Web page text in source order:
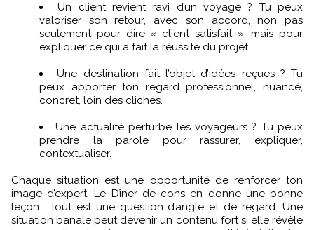
Un client revient ravi d’un voyage ? Tu peux
valoriser son retour, avec son accord, non pas
seulement pour dire « client satisfait », mais pour
expliquer ce qui a fait la réussite du projet.
Une destination fait l’objet d’idées reçues ? Tu
peux apporter ton regard professionnel, nuancé,
concret, loin des clichés.
Une actualité perturbe les voyageurs ? Tu peux
prendre la parole pour rassurer, expliquer,
contextualiser.
Chaque situation est une opportunité de renforcer ton
image d’expert. Le Dîner de cons en donne une bonne
leçon : tout est une question d’angle et de regard. Une
situation banale peut devenir un contenu fort si elle révèle